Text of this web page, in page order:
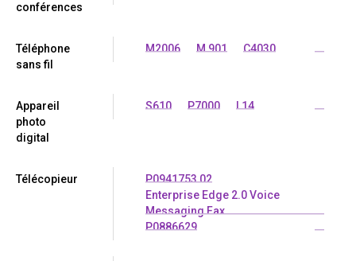
conférences
Téléphone
sans fil
M2006 M 901 C4030 ...
Appareil
photo
digital
S610 P7000 L14 ...
Télécopieur
P0941753 02
Enterprise Edge 2.0 Voice
Messaging Fax
P0886629
...